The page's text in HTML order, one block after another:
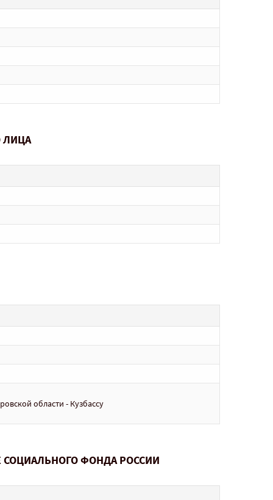
ЛИЦА
области - Кузбассу
СОЦИАЛЬНОГО ФОНДА РОССИИ